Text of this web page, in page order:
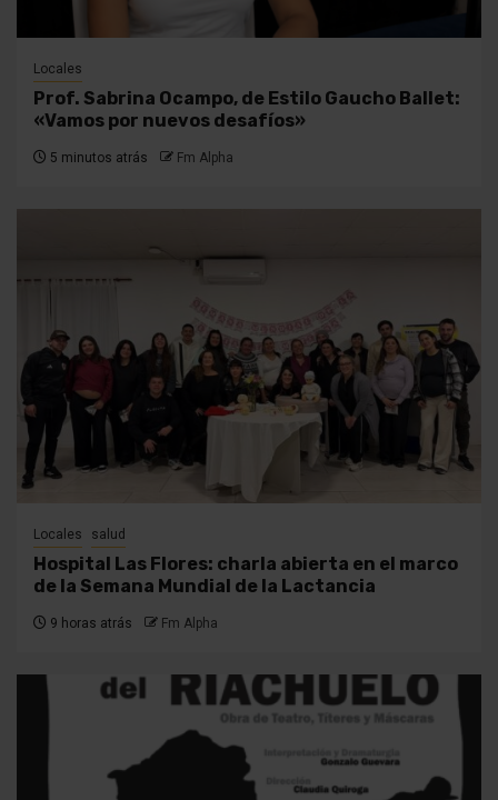
Locales
Prof. Sabrina Ocampo, de Estilo Gaucho Ballet:
«Vamos por nuevos desafíos»
5 minutos atrás Fm Alpha
Locales salud
Hospital Las Flores: charla abierta en el marco
de la Semana Mundial de la Lactancia
9 horas atrás Fm Alpha